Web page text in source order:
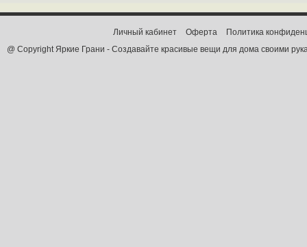
@ Copyright Яркие Грани - Создавайте красивые вещи для дома своими
Личный кабинет Оферта Политика